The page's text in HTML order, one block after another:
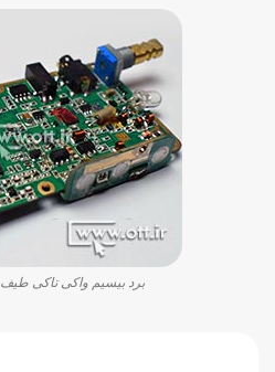
برد بیسیم واکی تاکی طیف TEAF TF-192